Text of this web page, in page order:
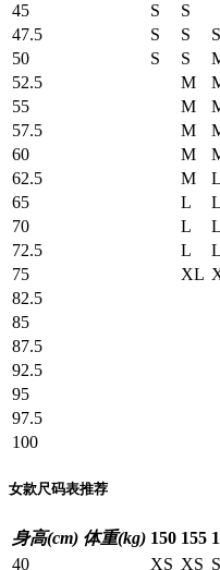
45
S
S
47.5
S S
S
50
S S
52.5
M
55
M
57.5
M
60
M
62.5
M L
65
L L
70
L L
72.5
L L
75
XL
82.5
85
87.5
92.5
95
97.5
100
女款尺码表推荐
身高(cm) 体重(kg) 150 155
40
XS XS S